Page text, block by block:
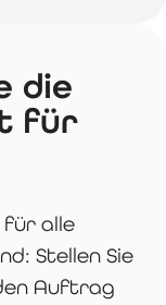
die
für
für alle
Stellen Sie
Auftrag